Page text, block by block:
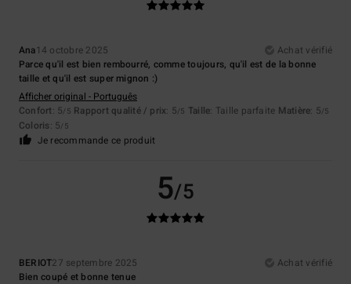
Ana14 octobre 2025
Achat vérifié
Parce qu'il est bien rembourré, comme toujours, qu'il est de la bonne
taille et qu'il est super mignon :)
Afficher original - Português
Confort: 5/5 Rapport qualité / prix: 5/5 Taille: Taille parfaite Matière: 5/5
Coloris: 5/5
Je recommande ce produit
5/5
BERIOT27 septembre 2025
Achat vérifié
Bien coupé et bonne tenue